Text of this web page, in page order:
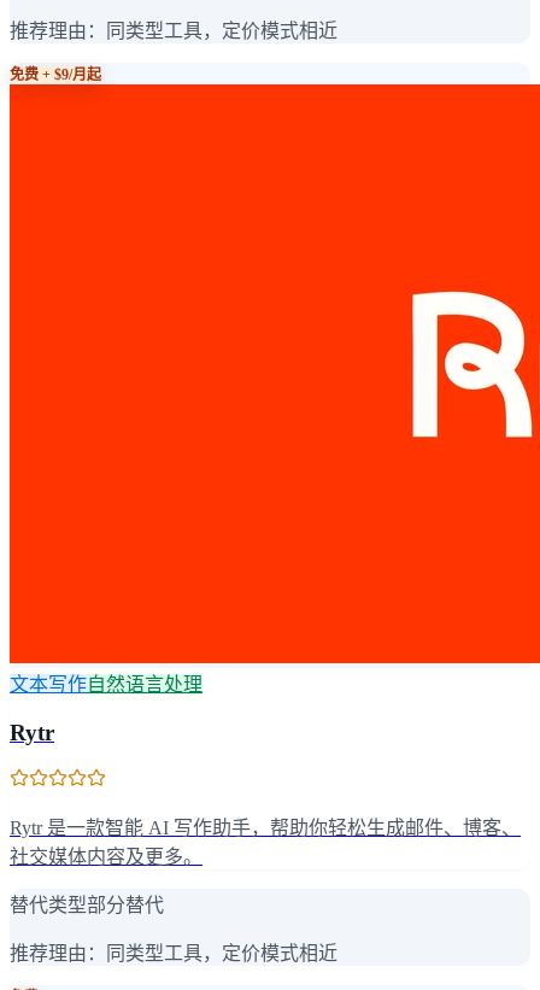
推荐理由： 同类型工具，定价模式相近
免费 + $9/月起
文本写作自然语言处理
Rytr
Rytr 是一款智能 AI 写作助手，帮助你轻松生成邮件、博客、
社交媒体内容及更多。
替代类型部分替代
推荐理由： 同类型工具，定价模式相近